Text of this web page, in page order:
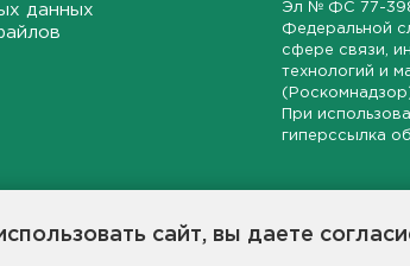
сайт, вы даете
данных
Эл № ФС 77-
Федеральной
сфере связи,
технологий и
При
гиперссылка
экономической и инвестиционной
станет популярной и конструктивной